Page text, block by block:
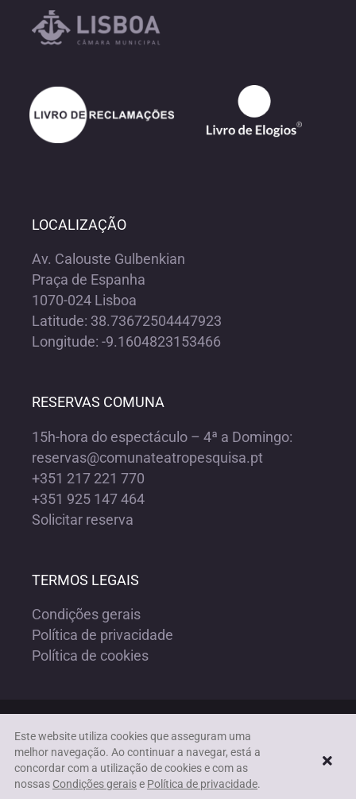
LOCALIZAÇÃO
Av. Calouste Gulbenkian
Praça de Espanha
1070-024 Lisboa
Latitude: 38.73672504447923
Longitude: -9.1604823153466
RESERVAS COMUNA
15h-hora do espectáculo – 4ª a Domingo:
reservas@comunateatropesquisa.pt
+351 217 221 770
+351 925 147 464
Solicitar reserva
TERMOS LEGAIS
Condições gerais
Política de privacidade
Política de cookies
direitos reservados |Acessibilidade
Este website utiliza cookies que asseguram uma
melhor navegação. Ao continuar a navegar, está a
concordar com a utilização de cookies e com as
nossas Condições geraise Política de privacidade.